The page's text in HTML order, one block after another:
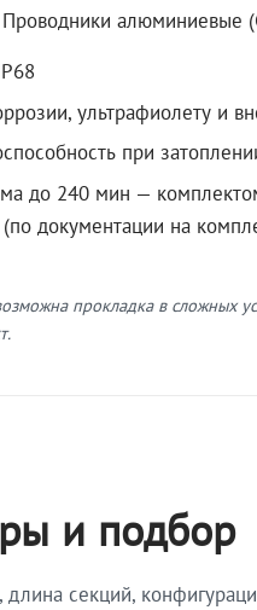
Проводники
ультрафиолету и
при
до 240 мин —
документации на
прокладка в сложных
и подбор
секций,